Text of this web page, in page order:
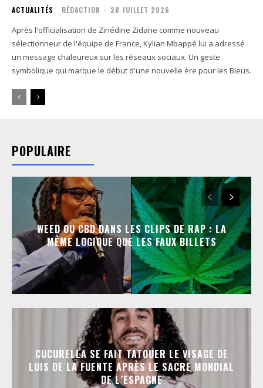
ACTUALITÉS RÉDACTION - 28 JUILLET 2026
Après l'officialisation de Zinédine Zidane comme nouveau
sélectionneur de l'équipe de France, Kylian Mbappé lui a adressé
un message chaleureux sur les réseaux sociaux. Un geste
symbolique qui marque le début d'une nouvelle ère pour les Bleus.
POPULAIRE
WEED OU CBD DANS LES CLIPS DE RAP : LA
MÊME LOGIQUE QUE LES FAUX BILLETS
CUCURELLA SE FAIT TATOUER LE VISAGE DE
LUIS DE LA FUENTE APRÈS LE SACRE MONDIAL
DE L’ESPAGNE